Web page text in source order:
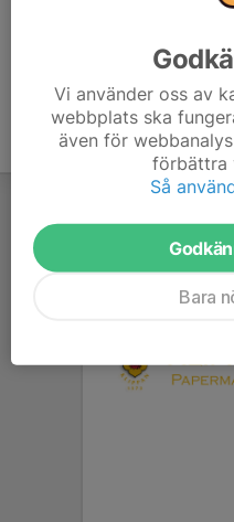
Vi använder oss av
webbplats ska
även för
förbättra
Så
Bara